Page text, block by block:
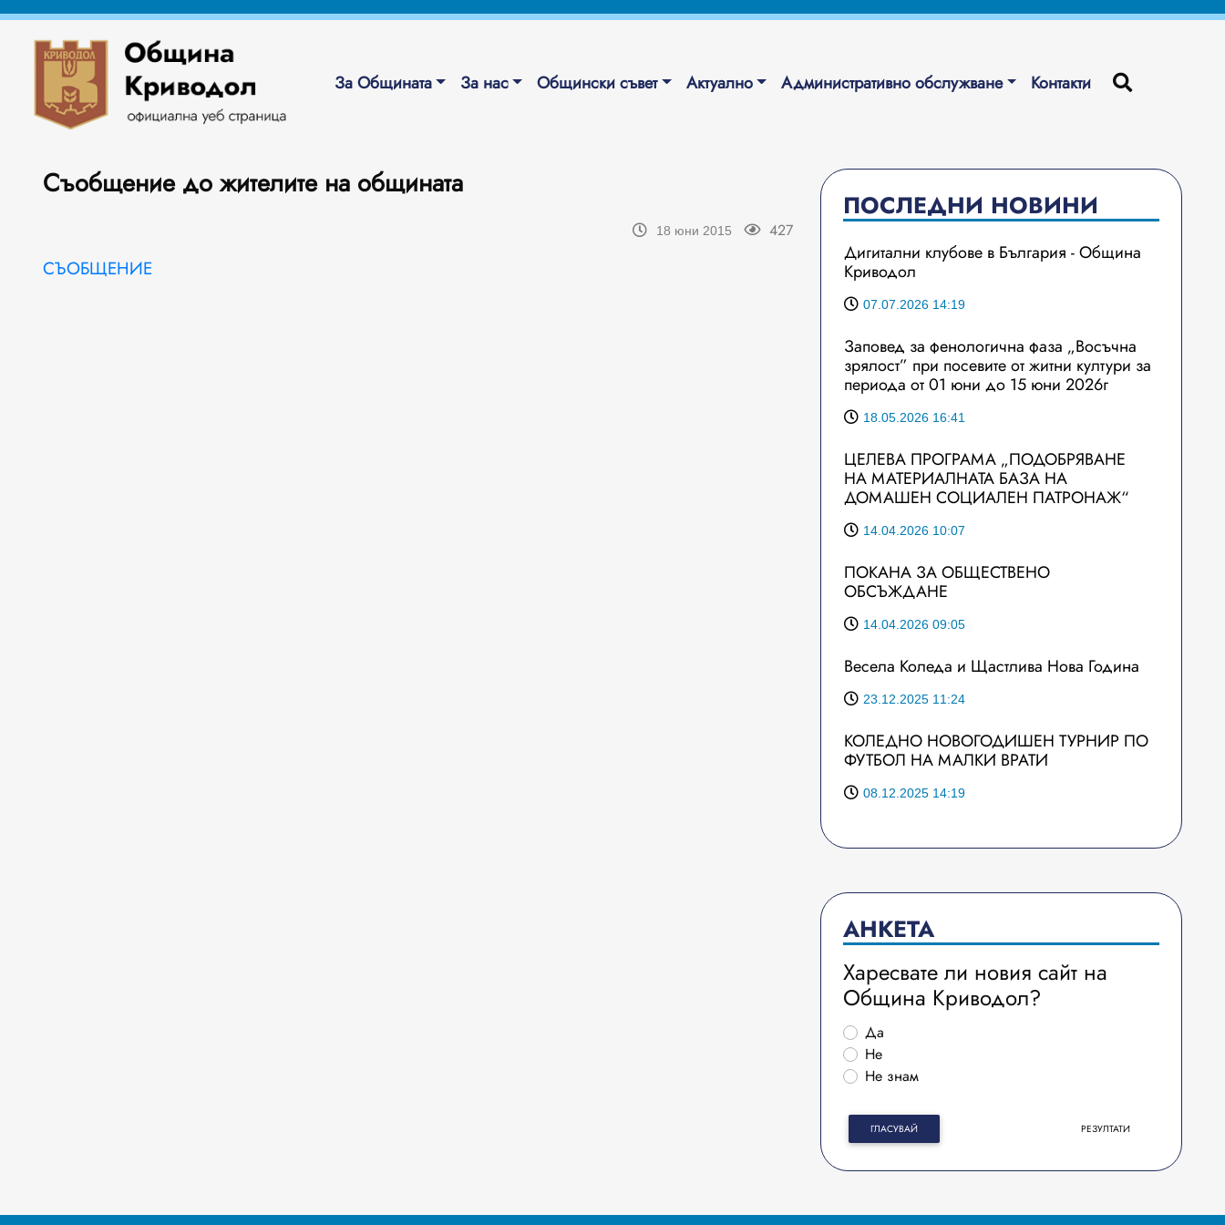
За Общината За нас Общински съвет Актуално Административно обслужване Контакти
Съобщение до жителите на общината
18 юни 2015 427
СЪОБЩЕНИЕ
ПОСЛЕДНИ НОВИНИ
Дигитални клубове в България - Община
Криводол
07.07.2026 14:19
Заповед за фенологична фаза „Восъчна
зрялост” при посевите от житни култури за
периода от 01 юни до 15 юни 2026г
18.05.2026 16:41
ЦЕЛЕВА ПРОГРАМА „ПОДОБРЯВАНЕ
НА МАТЕРИАЛНАТА БАЗА НА
ДОМАШЕН СОЦИАЛЕН ПАТРОНАЖ“
14.04.2026 10:07
ПОКАНА ЗА ОБЩЕСТВЕНО
ОБСЪЖДАНЕ
14.04.2026 09:05
Весела Коледа и Щастлива Нова Година
23.12.2025 11:24
КОЛЕДНО НОВОГОДИШЕН ТУРНИР ПО
ФУТБОЛ НА МАЛКИ ВРАТИ
08.12.2025 14:19
АНКЕТА
Харесвате ли новия сайт на
Община Криводол?
Да
Не
Не знам
ГЛАСУВАЙ РЕЗУЛТАТИ